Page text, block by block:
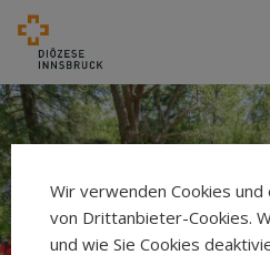
Wir verwenden Cookies und
von Drittanbieter-Cookies.
und wie Sie Cookies